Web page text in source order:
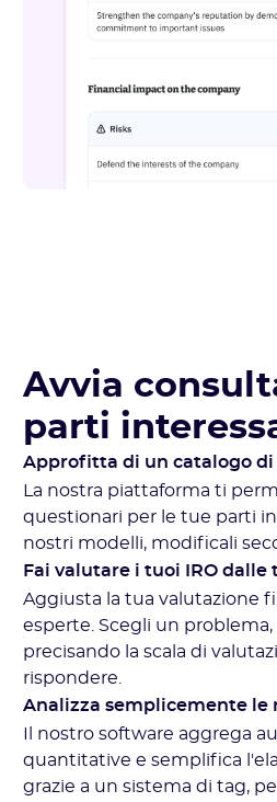
Avvia
parti
Approfitta di un catalogo
La nostra piattaforma ti
questionari per le tue parti
nostri modelli, modificali
Fai valutare i tuoi IRO
Aggiusta la tua valutazione
esperte. Scegli un
precisando la scala di
rispondere.
Analizza semplicemente le
Il nostro software aggrega
quantitative e semplifica
grazie a un sistema di tag,